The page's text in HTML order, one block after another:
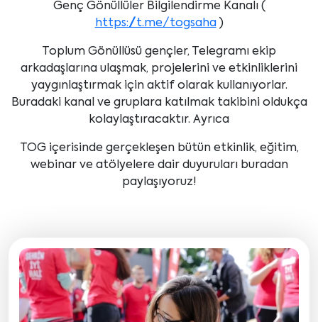
Genç Gönüllüler Bilgilendirme Kanalı (
https://t.me/togsaha)
Toplum Gönüllüsü gençler, Telegramı ekip
arkadaşlarına ulaşmak, projelerini ve etkinliklerini
yaygınlaştırmak için aktif olarak kullanıyorlar.
Buradaki kanal ve gruplara katılmak takibini oldukça
kolaylaştıracaktır. Ayrıca
TOG içerisinde gerçekleşen bütün etkinlik, eğitim,
webinar ve atölyelere dair duyuruları buradan
paylaşıyoruz!